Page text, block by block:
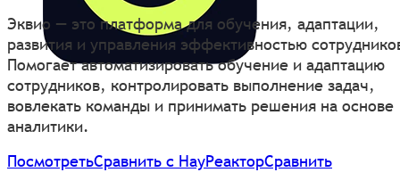
Эквио — это платформа для обучения, адаптации,
развития и управления эффективностью
Помогает автоматизировать обучение и адаптацию
сотрудников, контролировать выполнение задач,
вовлекать команды и принимать решения на основе
аналитики.
ПосмотретьСравнить с НауРеакторСравнить